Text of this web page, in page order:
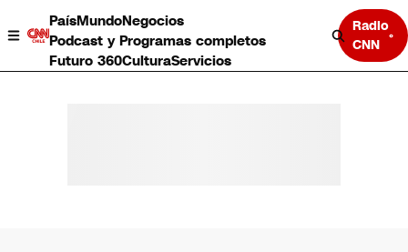
PaísMundoNegocios
Podcast y Programas completos
Futuro 360CulturaServicios
Radio
CNN